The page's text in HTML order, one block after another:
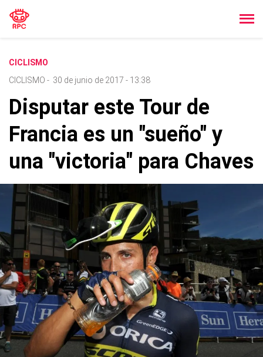
CICLISMO
CICLISMO - 30 de junio de 2017 - 13:38
Disputar este Tour de
Francia es un "sueño" y
una "victoria" para Chaves